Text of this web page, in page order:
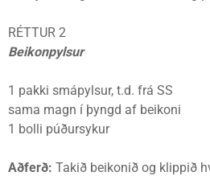
RÉTTUR 2
Beikonpylsur
1 pakki smápylsur, t.d. frá SS
sama magn í þyngd af beikoni
1 bolli púðursykur
Aðferð: Takið beikonið og klippið